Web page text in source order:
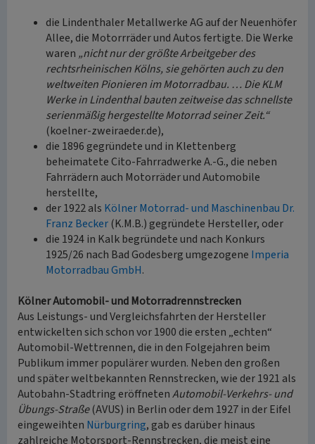
die Lindenthaler Metallwerke AG auf der Neuenhöfer
Allee, die Motorrräder und Autos fertigte. Die Werke
waren „nicht nur der größte Arbeitgeber des
rechtsrheinischen Kölns, sie gehörten auch zu den
weltweiten Pionieren im Motorradbau. … Die KLM
Werke in Lindenthal bauten zeitweise das schnellste
serienmäßig hergestellte Motorrad seiner Zeit.“
(koelner-zweiraeder.de),
die 1896 gegründete und in Klettenberg
beheimatete Cito-Fahrradwerke A.-G., die neben
Fahrrädern auch Motorräder und Automobile
herstellte,
der 1922 als Kölner Motorrad- und Maschinenbau Dr.
Franz Becker(K.M.B.) gegründete Hersteller, oder
die 1924 in Kalk begründete und nach Konkurs
1925/26 nach Bad Godesberg umgezogene Imperia
Motorradbau GmbH.
Kölner Automobil- und Motorradrennstrecken
Aus Leistungs- und Vergleichsfahrten der Hersteller
entwickelten sich schon vor 1900 die ersten „echten“
Automobil-Wettrennen, die in den Folgejahren beim
Publikum immer populärer wurden. Neben den großen
und später weltbekannten Rennstrecken, wie der 1921 als
Autobahn-Stadtring eröffnetenAutomobil-Verkehrs- und
Übungs-Straße(AVUS) in Berlin oder dem 1927 in der Eifel
eingeweihten Nürburgring, gab es darüber hinaus
zahlreiche Motorsport-Rennstrecken, die meist eine